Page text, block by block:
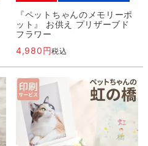
『ペットちゃんのメモリーポ
ット』 お供え プリザーブド
フラワー
4,980
税込